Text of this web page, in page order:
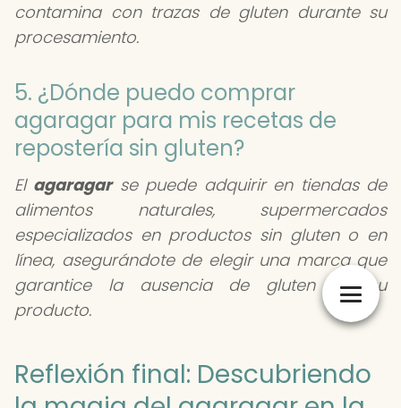
contamina con trazas de gluten durante su
procesamiento.
5. ¿Dónde puedo comprar
agaragar para mis recetas de
repostería sin gluten?
El agaragarse puede adquirir en tiendas de
alimentos naturales, supermercados
especializados en productos sin gluten o en
línea, asegurándote de elegir una marca que
garantice la ausencia de gluten en su
producto.
Reflexión final: Descubriendo